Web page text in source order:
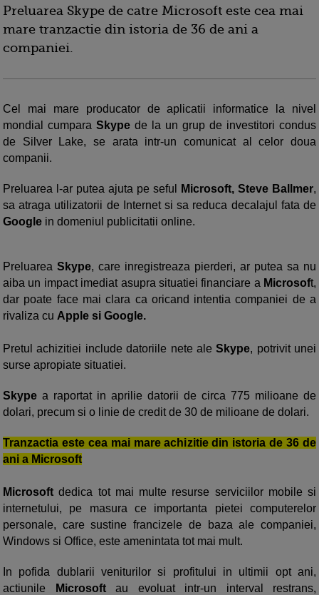
Preluarea Skype de catre Microsoft este cea mai
mare tranzactie din istoria de 36 de ani a
companiei.
Cel mai mare producator de aplicatii informatice la nivel
mondial cumpara Skype de la un grup de investitori condus
de Silver Lake, se arata intr-un comunicat al celor doua
companii.
Preluarea l-ar putea ajuta pe seful Microsoft, Steve Ballmer,
sa atraga utilizatorii de Internet si sa reduca decalajul fata de
Google in domeniul publicitatii online.
Preluarea Skype, care inregistreaza pierderi, ar putea sa nu
aiba un impact imediat asupra situatiei financiare a Microsoft,
dar poate face mai clara ca oricand intentia companiei de a
rivaliza cu Apple si Google.
Pretul achizitiei include datoriile nete aleSkype, potrivit unei
surse apropiate situatiei.
Skype a raportat in aprilie datorii de circa 775 milioane de
dolari, precum si o linie de credit de 30 de milioane de dolari.
Tranzactia este cea mai mare achizitie din istoria de 36 de
ani a Microsoft
Microsoft dedica tot mai multe resurse serviciilor mobile si
internetului, pe masura ce importanta pietei computerelor
personale, care sustine francizele de baza ale companiei,
Windows si Office, este amenintata tot mai mult.
In pofida dublarii veniturilor si profitului in ultimii opt ani,
actiunile
Microsoft au evoluat intr-un interval restrans,